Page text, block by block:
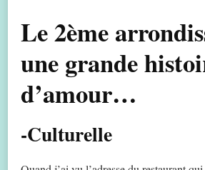
Le 2ème
une grande
d’amour…
-Culturelle